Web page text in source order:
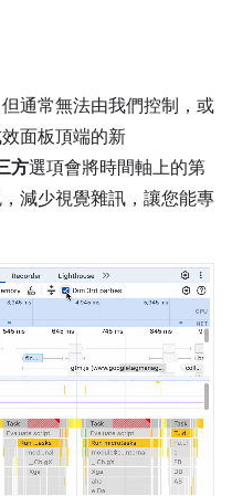
通常無法由我們控制，或
面板頂端的新
方選項會將時間軸上的第
減少視覺雜訊，讓您能專